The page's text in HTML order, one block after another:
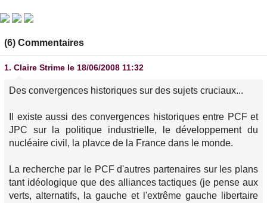
(6) Commentaires
1. Claire Strime le 18/06/2008 11:32
Des convergences historiques sur des sujets cruciaux...
Il existe aussi des convergences historiques entre PCF et
JPC sur la politique industrielle, le développement du
nucléaire civil, la plavce de la France dans le monde.
La recherche par le PCF d'autres partenaires sur les plans
tant idéologique que des alliances tactiques (je pense aux
verts, alternatifs, la gauche et l'extrême gauche libertaire